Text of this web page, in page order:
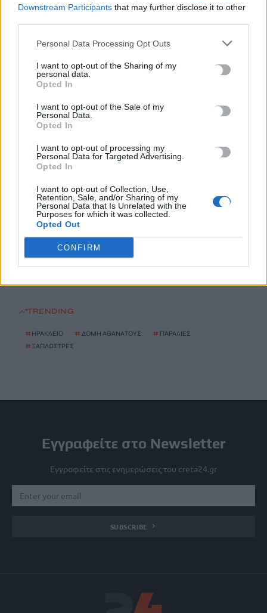
Downstream Participants that may further disclose it to other
Personal Data Processing Opt Outs
I want to opt-out of the Sharing of my
personal data.
Opted In
I want to opt-out of the Sale of my
Personal Data.
Opted In
I want to opt-out of processing my
Personal Data for Targeted Advertising.
Opted In
I want to opt-out of Collection, Use,
Retention, Sale, and/or Sharing of my
Personal Data that Is Unrelated with the
Purposes for which it was collected.
Opted Out
CONFIRM
5 Αυγούστου, 2026
Σύσκεψη εργασίας για θέματα Μεταφορών και Επικοινωνιών
Η Βρετανική κυβέρνηση δεν θα προχωρήσει σε διεξαγωγή
5 Αυγούστου, 2026
Η «Ειρήνη» του Αριστοφάνη στην Παιδική – Εφηβική
Βιβλιοθήκη Δημοτικού Κήπου
5 Αυγούστου, 2026
Εκδήλωση Τιμής και Μνήμης για τον Μενέλαο Παρλαμά
TRENDING
# ΗΡΑΚΛΕΙΟ # ΔΟΜΗ ΑΘΑΝΑΤΟΥΣ # ΠΑΡΑΛΙΕΣ
# ΞΑΠΛΩΣΤΡΕΣ
Εγγραφείτε στο Newsletter
Εγγραφείτε στις ενημερώσεις του creta24.gr
SUBSCRIBE